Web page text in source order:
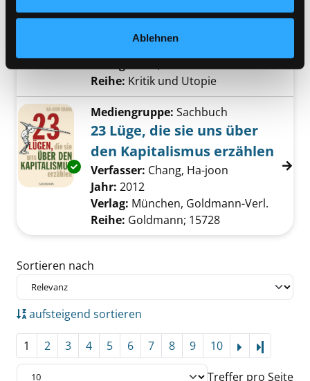
Ablehnen
Krise, globaler Bewegung und linker
Geschichte
Reihe: Kritik und Utopie
Exemplar-Details von 23 Lüge, die sie uns
Mediengruppe: Sachbuch
23 Lüge, die sie uns über
den Kapitalismus erzählen
Verfasser: Chang, Ha-joon Suche nach
Jahr: 2012
Verlag: München, Goldmann-Verl.
Reihe: Goldmann; 15728
Zu den Suchfiltern springen
Sortieren nach
aufsteigend sortieren
1 2 3 4 5 6 7 8 9 10
Treffer pro Seite